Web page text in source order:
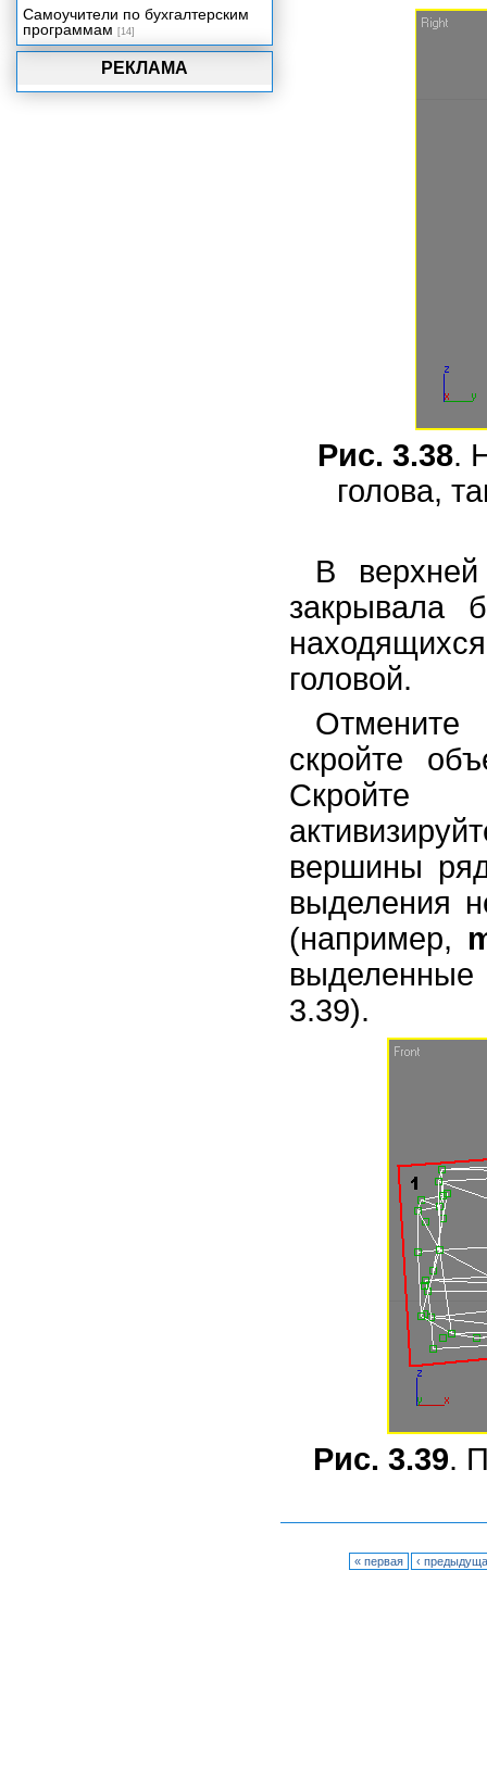
Рис. 3.38.
голова,
В
закрывала
головой.
скройте
Скройте
вершины
выделения
(например,
выделенные
3.39).
Рис. 3.39.
« первая ‹
РЕКЛАМА
Самоучители по бухгалтерским
программам [14]